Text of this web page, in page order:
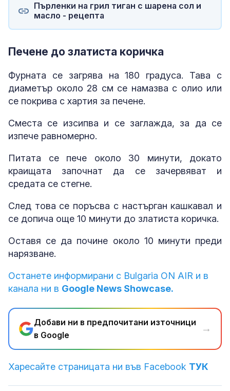
Пърленки на грил тиган с шарена сол и
масло - рецепта
Печене до златиста коричка
Фурната се загрява на 180 градуса. Тава с
диаметър около 28 см се намазва с олио или
се покрива с хартия за печене.
Сместа се изсипва и се заглажда, за да се
изпече равномерно.
Питата се пече около 30 минути, докато
краищата започнат да се зачервяват и
средата се стегне.
След това се поръсва с настърган кашкавал и
се допича още 10 минути до златиста коричка.
Оставя се да почине около 10 минути преди
нарязване.
Останете информирани с Bulgaria ON AIR и в
канала ни в Google News Showcase.
Добави ни в предпочитани източници
в Google
→
Харесайте страницата ни във Facebook ТУК